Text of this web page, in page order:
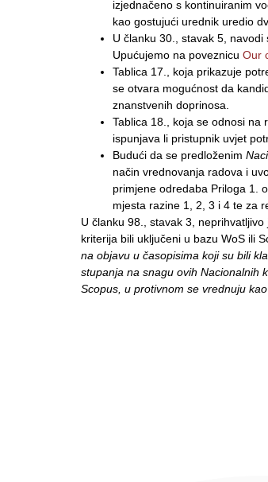
izjednačeno s kontinuiranim
kao gostujući urednik uredio
U članku 30., stavak 5,
Upućujemo na poveznicu Our
Tablica 17., koja prikazuje
se otvara mogućnost da
znanstvenih doprinosa.
Tablica 18., koja se odnosi na
ispunjava li pristupnik uvjet
Budući da se predloženim
način vrednovanja radova i
primjene odredaba Priloga 1.
mjesta razine 1, 2, 3 i 4 te za
U članku 98., stavak 3,
kriterija bili uključeni u bazu WoS ili
na objavu u časopisima koji su bili
stupanja na snagu ovih Nacionalnih
Scopus, u protivnom se vrednuju